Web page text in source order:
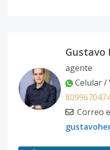
Gustavo
agente
Celular /
Correo